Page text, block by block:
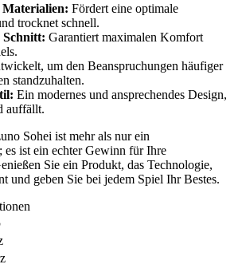
Fördert eine optimale
trocknet schnell.
Schnitt: Garantiert maximalen Komfort
um den Beanspruchungen häufiger
standzuhalten.
Ein modernes und ansprechendes Design,
auffällt.
Sohei ist mehr als nur ein
es ist ein echter Gewinn für Ihre
Sie ein Produkt, das Technologie,
und geben Sie bei jedem Spiel Ihr Bestes.